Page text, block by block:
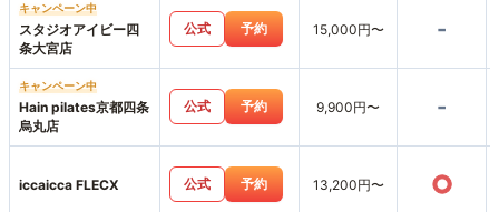
キャンペーン中
スタジオアイビー四
条大宮店
公式 予約 15,000円〜 -
キャンペーン中
Hain pilates京都四条
烏丸店
公式 予約 9,900円〜 -
iccaicca FLECX 公式 予約 13,200円〜 ○